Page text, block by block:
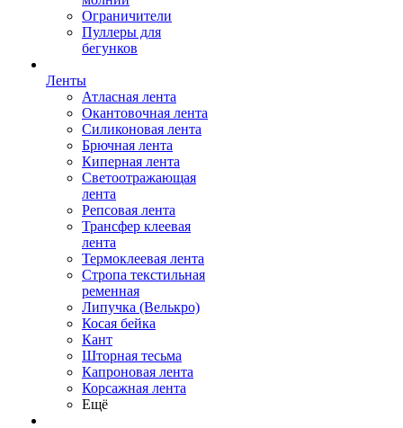
Ограничители
Пуллеры для
бегунков
Ленты
Атласная лента
Окантовочная лента
Силиконовая лента
Брючная лента
Киперная лента
Светоотражающая
лента
Репсовая лента
Трансфер клеевая
лента
Термоклеевая лента
Стропа текстильная
ременная
Липучка (Велькро)
Косая бейка
Кант
Шторная тесьма
Капроновая лента
Корсажная лента
Ещё